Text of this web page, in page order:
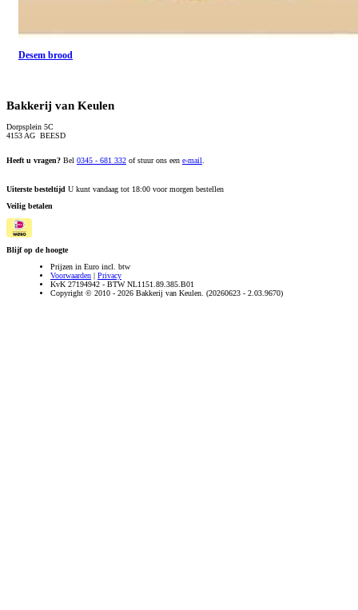
Desem brood
Bakkerij van Keulen
Dorpsplein 5C
4153 AG BEESD
Heeft u vragen? Bel 0345 - 681 332 of stuur ons een e-mail
Uiterste besteltijd U kunt vandaag tot 18:00 voor morgen bestellen
Veilig betalen
Blijf op de hoogte
Prijzen in Euro incl. btw
Voorwaarden | Privacy
KvK 27194942 - BTW NL1151.89.385.B01
Copyright © 2010 - 2026 Bakkerij van Keulen. (20260623 - 2.03.9670)